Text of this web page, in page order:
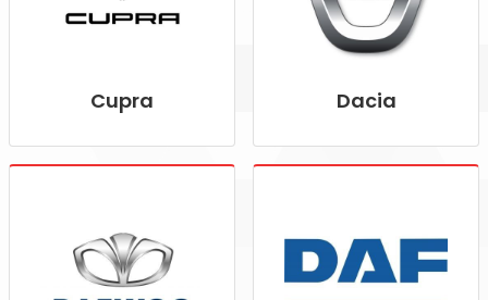
Cupra Dacia